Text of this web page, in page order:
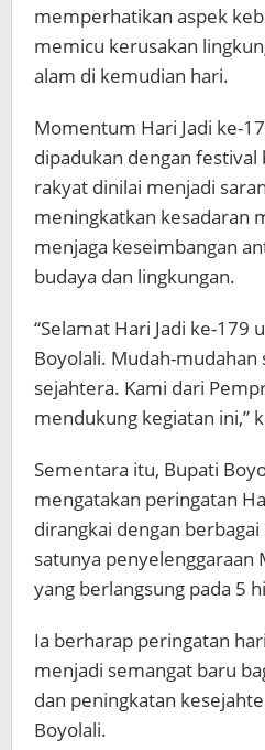
memperhatikan aspek
memicu kerusakan
alam di kemudian hari.
Momentum Hari Jadi ke-
dipadukan dengan festival
rakyat dinilai menjadi
meningkatkan kesadaran
menjaga keseimbangan
budaya dan lingkungan.
“Selamat Hari Jadi ke-179
Boyolali. Mudah-mudahan
sejahtera. Kami dari
mendukung kegiatan ini,”
Sementara itu, Bupati
mengatakan peringatan
dirangkai dengan berbagai
satunya penyelenggaraan
yang berlangsung pada 5
Ia berharap peringatan
menjadi semangat baru
dan peningkatan
Boyolali.